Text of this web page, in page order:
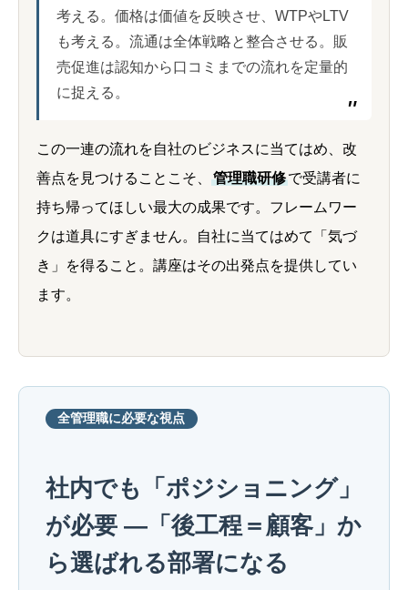
考える。価格は価値を反映させ、WTPやLTV
も考える。流通は全体戦略と整合させる。販
売促進は認知から口コミまでの流れを定量的
に捉える。
この一連の流れを自社のビジネスに当てはめ、改
善点を見つけることこそ、管理職研修で受講者に
持ち帰ってほしい最大の成果です。フレームワー
クは道具にすぎません。自社に当てはめて「気づ
き」を得ること。講座はその出発点を提供してい
ます。
全管理職に必要な視点
社内でも「ポジショニング」
が必要 ―「後工程＝顧客」か
ら選ばれる部署になる